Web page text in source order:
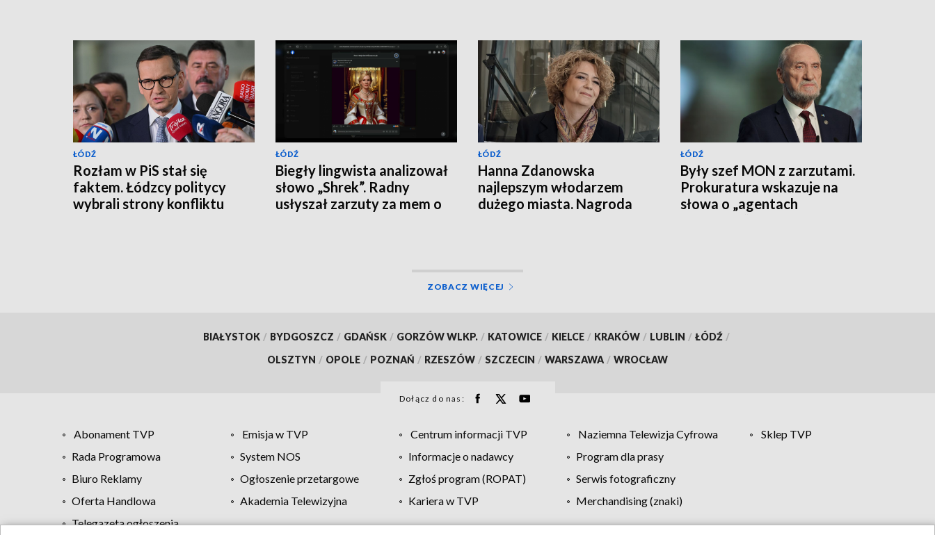
ŁÓDŹ
Rozłam w PiS stał się
faktem. Łódzcy politycy
wybrali strony konfliktu
ŁÓDŹ
Biegły lingwista analizował
słowo „Shrek”. Radny
usłyszał zarzuty za mem o
ŁÓDŹ
Hanna Zdanowska
najlepszym włodarzem
dużego miasta. Nagroda
ŁÓDŹ
Były szef MON z zarzutami.
Prokuratura wskazuje na
słowa o „agentach
ZOBACZ WIĘCEJ
BIAŁYSTOK / BYDGOSZCZ / GDAŃSK / GORZÓW WLKP. / KATOWICE / KIELCE / KRAKÓW / LUBLIN / ŁÓDŹ /
OLSZTYN / OPOLE / POZNAŃ / RZESZÓW / SZCZECIN / WARSZAWA / WROCŁAW
Dołącz do nas:
Abonament TVP Emisja w TVP Centrum informacji TVP Naziemna Telewizja Cyfrowa
Sklep TVP
Rada Programowa
System NOS Informacje o nadawcy
Program dla prasy
Biuro Reklamy
Ogłoszenie przetargowe Zgłoś program (ROPAT)
Serwis fotograficzny
Oferta Handlowa
Akademia Telewizyjna Kariera w TVP
Merchandising (znaki)
Telegazeta ogłoszenia